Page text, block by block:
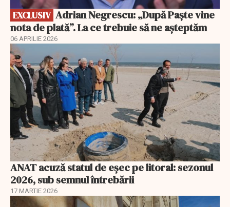
EXCLUSIV
nota de plată”. La ce trebuie să ne așteptăm
06 APRILIE 2026
ANAT acuză statul de eșec pe litoral: sezonul
2026, sub semnul întrebării
17 MARTIE 2026